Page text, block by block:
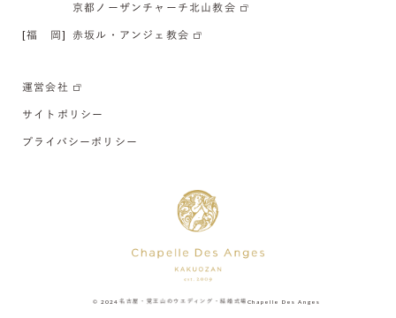
京都ノーザンチャーチ北山教会
[福 岡] 赤坂ル・アンジェ教会
運営会社
サイトポリシー
プライバシーポリシー
© 2024 名古屋・覚王山のウエディング・結婚式場 Chapelle Des Anges